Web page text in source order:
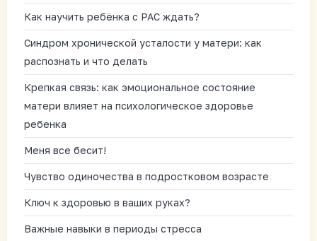
Как научить ребёнка с РАС ждать?
Синдром хронической усталости у матери: как
распознать и что делать
Крепкая связь: как эмоциональное состояние
матери влияет на психологическое здоровье
ребенка
Меня все бесит!
Чувство одиночества в подростковом возрасте
Ключ к здоровью в ваших руках?
Важные навыки в периоды стресса